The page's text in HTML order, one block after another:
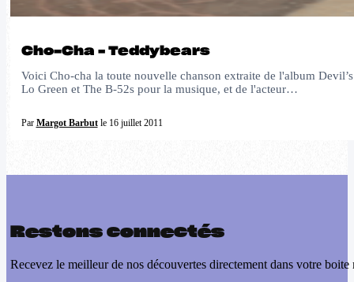
Cho-Cha – Teddybears
Voici Cho-cha la toute nouvelle chanson extraite de l'album
Lo Green et The B-52s pour la musique, et de l'acteur…
Par Margot Barbutle 16 juillet 2011
Restons connectés
Recevez le meilleur de nos découvertes directement dans votre boite